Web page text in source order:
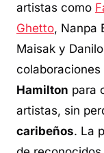
artistas como
Ghetto, Nanpa
Maisak y
Hamilton para
artistas, sin
caribeños. La